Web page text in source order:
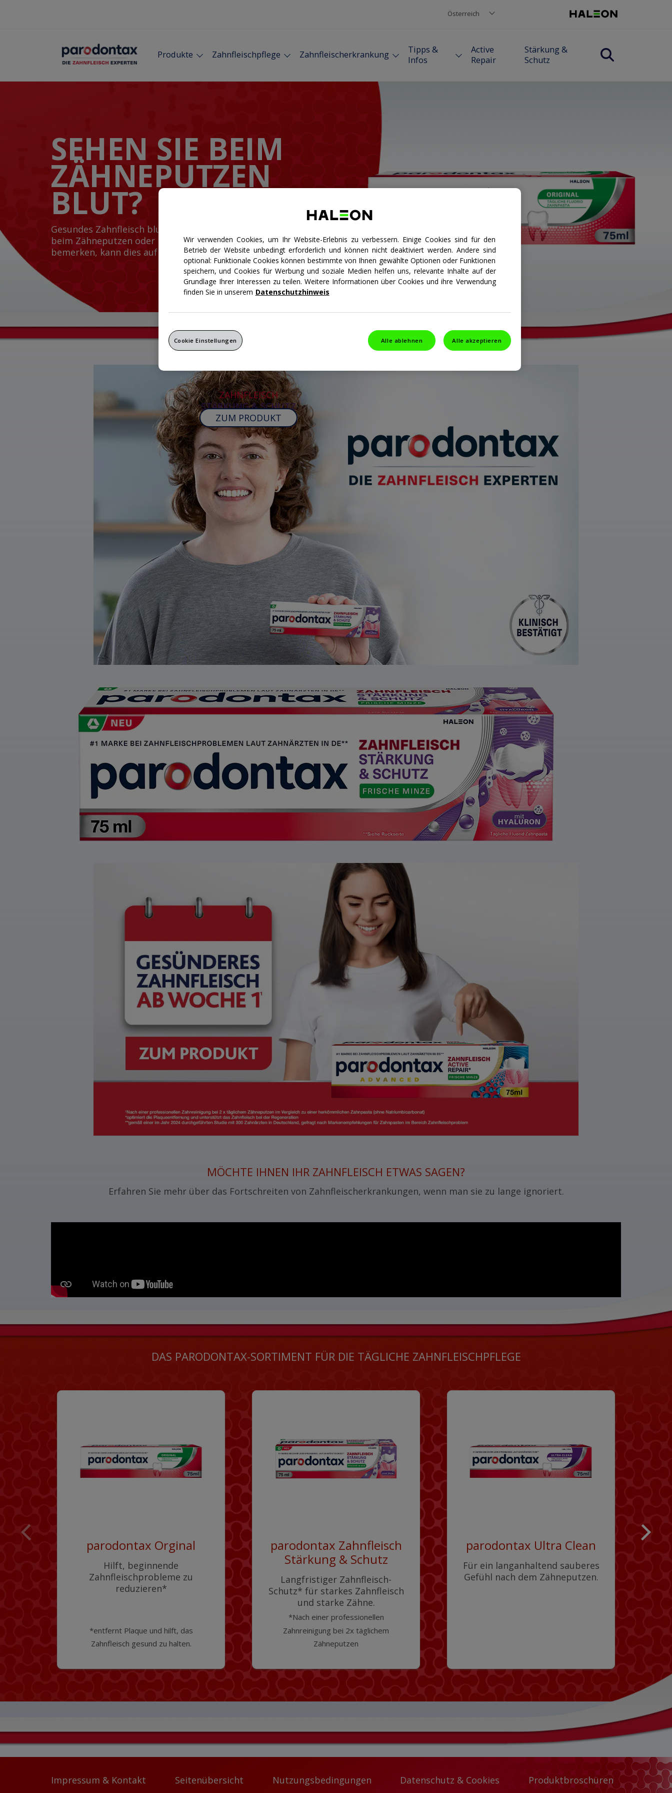
Produkte Zahnfleischpflege Zahnfleischerkrankung
Tipps &
Infos
Active
Repair
Stärkung &
Schutz
Österreich
SEHEN SIE BEIM
ZÄHNEPUTZEN
BLUT?
Gesundes Zahnfleisch blutet nicht. Wenn Sie also Blutspuren
beim Zähneputzen oder beim Anwenden von Zahnseide
bemerken, kann dies auf eine Zahnfleischerkrankung hindeuten.
ZAHNFLEISCH
STÄRKUNG & SCHUTZ
ZUM PRODUKT
MÖCHTE IHNEN IHR ZAHNFLEISCH ETWAS SAGEN?
Erfahren Sie mehr über das Fortschreiten von Zahnfleischerkrankungen, wenn man sie zu lange ignoriert.
DAS PARODONTAX-SORTIMENT FÜR DIE TÄGLICHE ZAHNFLEISCHPFLEGE
parodontax Orginal
Hilft, beginnende
Zahnfleischprobleme zu
reduzieren*
*entfernt Plaque und hilft, das
Zahnfleisch gesund zu halten.
parodontax Zahnfleisch
Stärkung & Schutz
Langfristiger Zahnfleisch-
Schutz* für starkes Zahnfleisch
und starke Zähne.
*Nach einer professionellen
Zahnreinigung bei 2x täglichem
Zähneputzen
parodontax Ultra Clean
Für ein langanhaltend sauberes
Gefühl nach dem Zähneputzen.
Impressum & Kontakt Seitenübersicht Nutzungsbedingungen Datenschutz & Cookies Produktbroschüren
Wir verwenden Cookies, um Ihr Website-Erlebnis zu verbessern. Einige Cookies sind für den
Betrieb der Website unbedingt erforderlich und können nicht deaktiviert werden. Andere sind
optional: Funktionale Cookies können bestimmte von Ihnen gewählte Optionen oder Funktionen
speichern, und Cookies für Werbung und soziale Medien helfen uns, relevante Inhalte auf der
Grundlage Ihrer Interessen zu teilen. Weitere Informationen über Cookies und ihre Verwendung
finden Sie in unserem Datenschutzhinweis
Alle ablehnen Alle akzeptieren
Cookie Einstellungen